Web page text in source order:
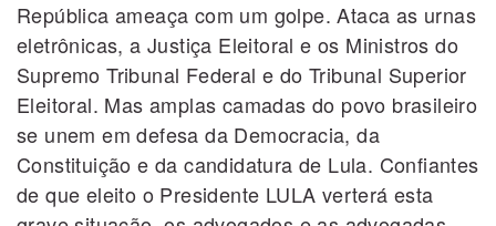
República ameaça com um golpe. Ataca as urnas
eletrônicas, a Justiça Eleitoral e os Ministros do
Supremo Tribunal Federal e do Tribunal Superior
Eleitoral. Mas amplas camadas do povo brasileiro
se unem em defesa da Democracia, da
Constituição e da candidatura de Lula. Confiantes
de que eleito o Presidente LULA verterá esta